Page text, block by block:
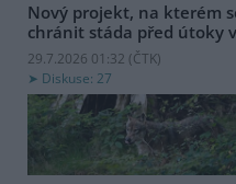
Nový projekt, na kterém
chránit stáda před útoky
29.7.2026 01:32 (ČTK)
Diskuse: 27